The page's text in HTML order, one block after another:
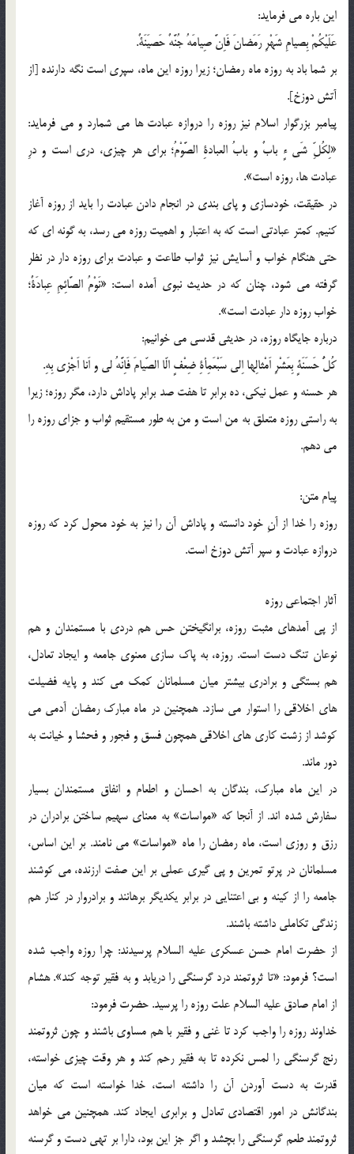
این باره می فرماید:
عَلَیْکُمْ بِصیامِ شَهْرِ رَمَضانَ فَاِنَّ صِیامَهُ جُنَّهٌ حَصیَنَةٌ.
بر شما باد به روزه ماه رمضان؛ زیرا روزه این ماه، سپری است نگه دارنده [از
آتش دوزخ].
پیامبر بزرگوار اسلام نیز روزه را دروازه عبادت ها می شمارد و می فرماید:
«لِکُلِّ شَی ءٍ بابٌ و بابُ العبادةِ الصَّوْمُ؛ برای هر چیزی، دری است و درِ
عبادت ها، روزه است».
در حقیقت، خودسازی و پای بندی در انجام دادن عبادت را باید از روزه آغاز
کنیم. کمتر عبادتی است که به اعتبار و اهمیت روزه می رسد، به گونه ای که
حتی هنگام خواب و آسایش نیز ثواب طاعت و عبادت برای روزه دار در نظر
گرفته می شود، چنان که در حدیث نبوی آمده است: «نَوْمُ الصَّائِمِ عِبادَةٌ؛
خواب روزه دار عبادت است».
درباره جایگاه روزه، در حدیثی قدسی می خوانیم:
کُلُّ حَسَنَةٍ بِعَشْرِ اَمْثالِها اِلی سَبْعَمِأةِ ضِعْفٍ الّا الصّیامَ فَاِنَّهُ لی و اَنا اَجْزی بِهِ.
هر حسنه و عمل نیکی، ده برابر تا هفت صد برابر پاداش دارد، مگر روزه؛ زیرا
به راستی روزه متعلق به من است و من به طور مستقیم ثواب و جزای روزه را
می دهم.
پیام متن:
روزه را خدا از آنِ خود دانسته و پاداش آن را نیز به خود محول کرد که روزه
دروازه عبادت و سپر آتش دوزخ است.
آثار اجتماعی روزه
از پی آمدهای مثبت روزه، برانگیختن حس هم دردی با مستمندان و هم
نوعان تنگ دست است. روزه، به پاک سازی معنوی جامعه و ایجاد تعادل،
هم بستگی و برادری بیشتر میان مسلمانان کمک می کند و پایه فضیلت
های اخلاقی را استوار می سازد. همچنین در ماه مبارک رمضان آدمی می
کوشد از زشت کاری های اخلاقی همچون فسق و فجور و فحشا و خیانت به
دور ماند.
در این ماه مبارک، بندگان به احسان و اطعام و انفاق مستمندان بسیار
سفارش شده اند. از آنجا که «مواسات» به معنای سهیم ساختن برادران در
رزق و روزی است، ماه رمضان را ماه «مواسات» می نامند. بر این اساس،
مسلمانان در پرتو تمرین و پی گیری عملی بر این صفت ارزنده، می کوشند
جامعه را از کینه و بی اعتنایی در برابر یکدیگر برهانند و برادروار در کنار هم
زندگی تکاملی داشته باشند.
از حضرت امام حسن عسکری علیه السلام پرسیدند: چرا روزه واجب شده
است؟ فرمود: «تا ثروتمند درد گرسنگی را دریابد و به فقیر توجه کند». هشام
از امام صادق علیه السلام علت روزه را پرسید. حضرت فرمود:
خداوند روزه را واجب کرد تا غنی و فقیر با هم مساوی باشند و چون ثروتمند
رنج گرسنگی را لمس نکرده تا به فقیر رحم کند و هر وقت چیزی خواسته،
قدرت به دست آوردن آن را داشته است، خدا خواسته است که میان
بندگانش در امور اقتصادی تعادل و برابری ایجاد کند. همچنین می خواهد
ثروتمند طعم گرسنگی را بچشد و اگر جز این بود، دارا بر تهی دست و گرسنه